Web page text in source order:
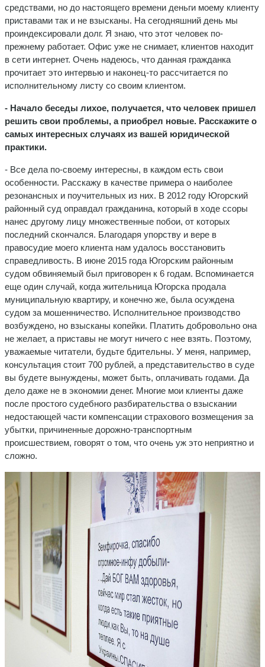
средствами, но до настоящего времени деньги моему клиенту
приставами так и не взысканы. На сегодняшний день мы
проиндексировали долг. Я знаю, что этот человек по-
прежнему работает. Офис уже не снимает, клиентов находит
в сети интернет. Очень надеюсь, что данная гражданка
прочитает это интервью и наконец-то рассчитается по
исполнительному листу со своим клиентом.
- Начало беседы лихое, получается, что человек пришел
решить свои проблемы, а приобрел новые. Расскажите о
самых интересных случаях из вашей юридической
практики.
- Все дела по-своему интересны, в каждом есть свои
особенности. Расскажу в качестве примера о наиболее
резонансных и поучительных из них. В 2012 году Югорский
районный суд оправдал гражданина, который в ходе ссоры
нанес другому лицу множественные побои, от которых
последний скончался. Благодаря упорству и вере в
правосудие моего клиента нам удалось восстановить
справедливость. В июне 2015 года Югорским районным
судом обвиняемый был приговорен к 6 годам. Вспоминается
еще один случай, когда жительница Югорска продала
муниципальную квартиру, и конечно же, была осуждена
судом за мошенничество. Исполнительное производство
возбуждено, но взысканы копейки. Платить добровольно она
не желает, а приставы не могут ничего с нее взять. Поэтому,
уважаемые читатели, будьте бдительны. У меня, например,
консультация стоит 700 рублей, а представительство в суде
вы будете вынуждены, может быть, оплачивать годами. Да
дело даже не в экономии денег. Многие мои клиенты даже
после простого судебного разбирательства о взыскании
недостающей части компенсации страхового возмещения за
убытки, причиненные дорожно-транспортным
происшествием, говорят о том, что очень уж это неприятно и
сложно.